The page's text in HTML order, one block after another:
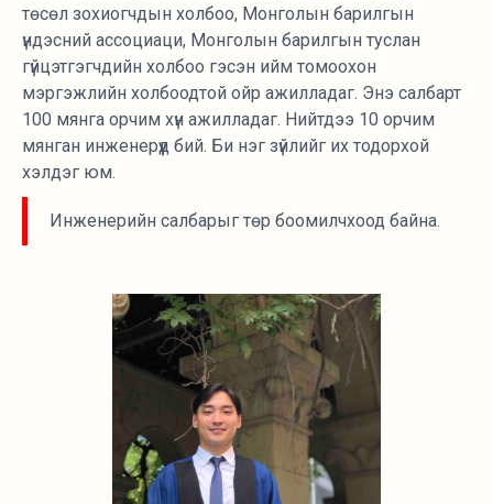
төсөл зохиогчдын холбоо, Монголын барилгын
үндэсний ассоциаци, Монголын барилгын туслан
гүйцэтгэгчдийн холбоо гэсэн ийм томоохон
мэргэжлийн холбоодтой ойр ажилладаг. Энэ салбарт
100 мянга орчим хүн ажилладаг. Нийтдээ 10 орчим
мянган инженерүүд бий. Би нэг зүйлийг их тодорхой
хэлдэг юм.
Инженерийн салбарыг төр боомилчхоод байна.